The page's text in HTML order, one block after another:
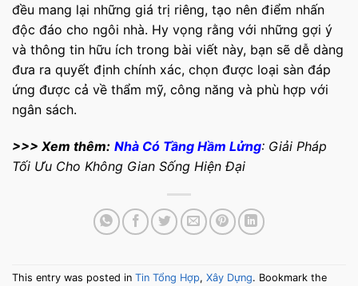
đều mang lại những giá trị riêng, tạo nên điểm nhấn
độc đáo cho ngôi nhà. Hy vọng rằng với những gợi ý
và thông tin hữu ích trong bài viết này, bạn sẽ dễ dàng
đưa ra quyết định chính xác, chọn được loại sàn đáp
ứng được cả về thẩm mỹ, công năng và phù hợp với
ngân sách.
>>> Xem thêm: Nhà Có Tầng Hầm Lửng: Giải Pháp
Tối Ưu Cho Không Gian Sống Hiện Đại
This entry was posted in Tin Tổng Hợp, Xây Dựng. Bookmark the